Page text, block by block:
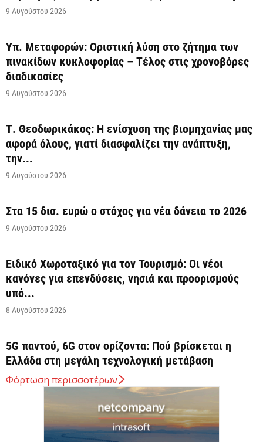
9 Αυγούστου 2026
Υπ. Μεταφορών: Οριστική λύση στο ζήτημα των
πινακίδων κυκλοφορίας – Τέλος στις χρονοβόρες
διαδικασίες
9 Αυγούστου 2026
Τ. Θεοδωρικάκος: Η ενίσχυση της βιομηχανίας μας
αφορά όλους, γιατί διασφαλίζει την ανάπτυξη,
την...
9 Αυγούστου 2026
Στα 15 δισ. ευρώ ο στόχος για νέα δάνεια το 2026
9 Αυγούστου 2026
Ειδικό Χωροταξικό για τον Τουρισμό: Οι νέοι
κανόνες για επενδύσεις, νησιά και προορισμούς
υπό...
8 Αυγούστου 2026
5G παντού, 6G στον ορίζοντα: Πού βρίσκεται η
Ελλάδα στη μεγάλη τεχνολογική μετάβαση
8 Αυγούστου 2026
Διευρύνεται η εθνική πρωτοβουλία για τις τιμές
στο ράφι των σούπερ μάρκετ
Φόρτωση περισσοτέρων